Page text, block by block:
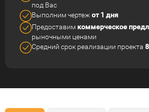
под Вас
Выполним чертеж от 1 дня
Предоставим коммерческое
рыночными ценами
Средний срок реализации проекта